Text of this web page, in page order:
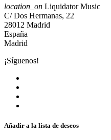
location_on Liquidator Music
C/ Dos Hermanas, 22
28012 Madrid
España
Madrid
¡Síguenos!
Añadir a la lista de deseos